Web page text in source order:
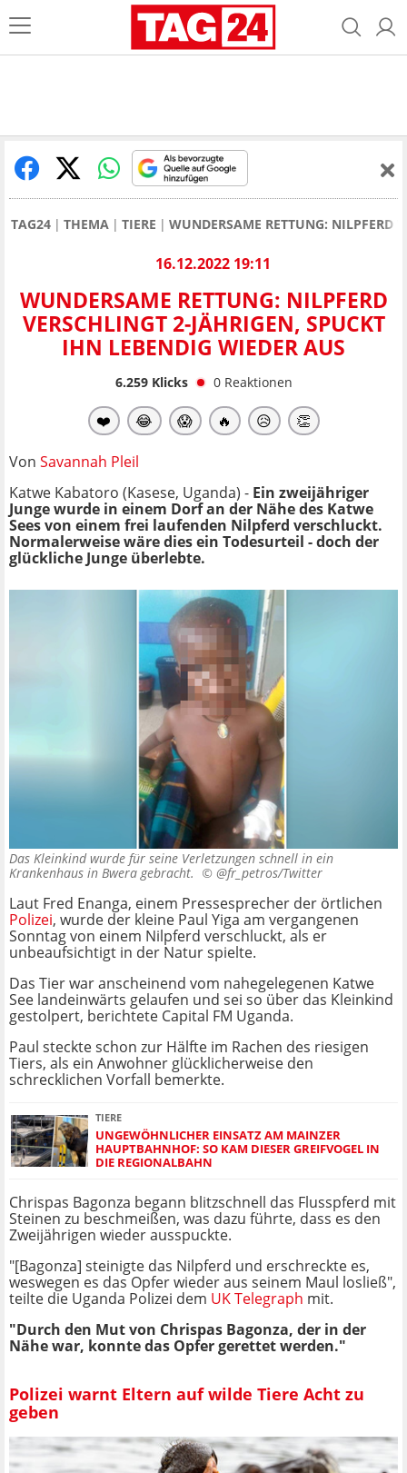
TAG24 THEMA TIERE WUNDERSAME RETTUNG: NILPFERD
16.12.2022 19:11
WUNDERSAME RETTUNG: NILPFERD
VERSCHLINGT 2-JÄHRIGEN, SPUCKT
IHN LEBENDIG WIEDER AUS
6.259Klicks 0 Reaktionen
❤️ 😂 😱 🔥 😥 👏
Von Savannah Pleil
Katwe Kabatoro (Kasese, Uganda) - Ein zweijähriger
Junge wurde in einem Dorf an der Nähe des Katwe
Sees von einem frei laufenden Nilpferd verschluckt.
Normalerweise wäre dies ein Todesurteil - doch der
glückliche Junge überlebte.
Das Kleinkind wurde für seine Verletzungen schnell in ein
Krankenhaus in Bwera gebracht. © @fr_petros/Twitter
Laut Fred Enanga, einem Pressesprecher der örtlichen
Polizei, wurde der kleine Paul Yiga am vergangenen
Sonntag von einem Nilpferd verschluckt, als er
unbeaufsichtigt in der Natur spielte.
Das Tier war anscheinend vom nahegelegenen Katwe
See landeinwärts gelaufen und sei so über das Kleinkind
gestolpert, berichtete Capital FM Uganda.
Paul steckte schon zur Hälfte im Rachen des riesigen
Tiers, als ein Anwohner glücklicherweise den
schrecklichen Vorfall bemerkte.
TIERE
UNGEWÖHNLICHER EINSATZ AM MAINZER
HAUPTBAHNHOF: SO KAM DIESER GREIFVOGEL IN
DIE REGIONALBAHN
Chrispas Bagonza begann blitzschnell das Flusspferd mit
Steinen zu beschmeißen, was dazu führte, dass es den
Zweijährigen wieder ausspuckte.
"[Bagonza] steinigte das Nilpferd und erschreckte es,
weswegen es das Opfer wieder aus seinem Maul losließ",
teilte die Uganda Polizei dem UK Telegraph mit.
"Durch den Mut von Chrispas Bagonza, der in der
Nähe war, konnte das Opfer gerettet werden."
Polizei warnt Eltern auf wilde Tiere Acht zu
geben